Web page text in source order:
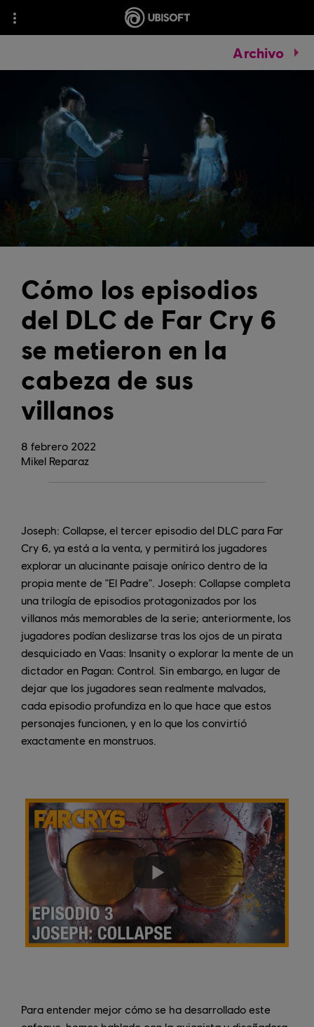
Archivo
8 febrero 2022
Cómo los episodios
del DLC de Far Cry 6
se metieron en la
cabeza de sus
villanos
Mikel Reparaz
Joseph: Collapse, el tercer episodio del DLC para Far
Cry 6, ya está a la venta, y permitirá los jugadores
explorar un alucinante paisaje onírico dentro de la
propia mente de "El Padre". Joseph: Collapse completa
una trilogía de episodios protagonizados por los
villanos más memorables de la serie; anteriormente, los
jugadores podían deslizarse tras los ojos de un pirata
desquiciado en Vaas: Insanity o explorar la mente de un
dictador en Pagan: Control. Sin embargo, en lugar de
dejar que los jugadores sean realmente malvados,
cada episodio profundiza en lo que hace que estos
personajes funcionen, y en lo que los convirtió
exactamente en monstruos.
Para entender mejor cómo se ha desarrollado este